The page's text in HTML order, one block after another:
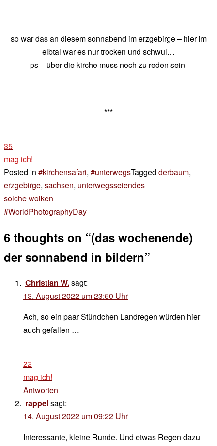
so war das an diesem sonnabend im erzgebirge – hier im
elbtal war es nur trocken und schwül…
ps – über die kirche muss noch zu reden sein!
***
35
mag ich!
Posted in #kirchensafari, #unterwegsTagged derbaum,
erzgebirge, sachsen, unterwegsseiendes
Beitragsnavigation
solche wolken
#WorldPhotographyDay
6 thoughts on “(das wochenende)
der sonnabend in bildern”
Christian W.sagt:
13. August 2022 um 23:50 Uhr
Ach, so ein paar Stündchen Landregen würden hier
auch gefallen …
22
mag ich!
Antworten
rappelsagt:
14. August 2022 um 09:22 Uhr
Interessante, kleine Runde. Und etwas Regen dazu!